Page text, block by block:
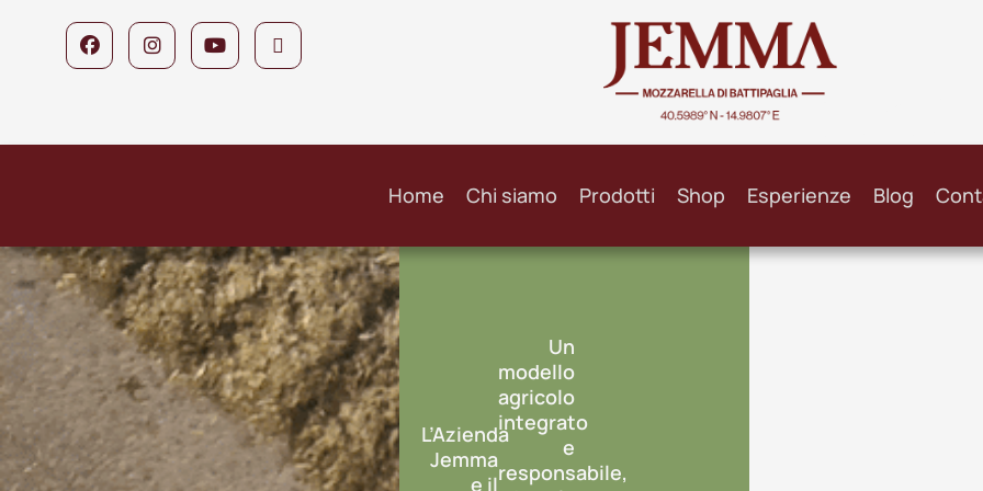
Home Chi siamo Prodotti Shop Esperienze Blog
L’Azienda
Jemma
e il
Un
modello
agricolo
integrato
e
responsabile,